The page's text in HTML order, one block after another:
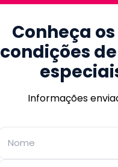
Conheça
condições
Informações